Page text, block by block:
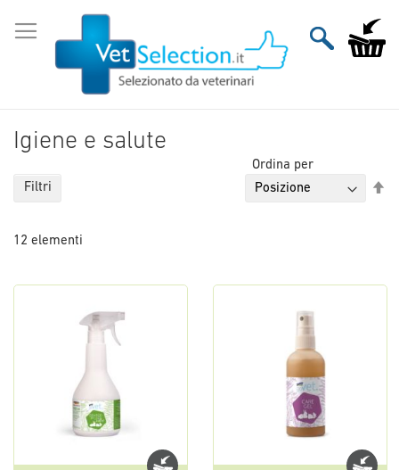
al
contenuto
Carrello
Igiene e salute
12 elementi
Ordina per
Filtri